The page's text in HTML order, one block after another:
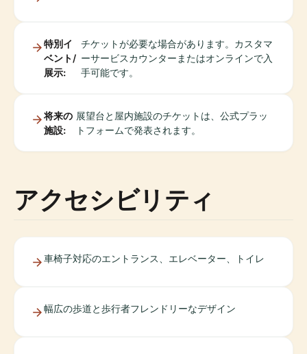
特別イ
ベント/
展示:
チケットが必要な場合があります。カスタマ
ーサービスカウンターまたはオンラインで入
手可能です。
将来の
施設:
展望台と屋内施設のチケットは、公式プラッ
トフォームで発表されます。
アクセシビリティ
車椅子対応のエントランス、エレベーター、トイレ
幅広の歩道と歩行者フレンドリーなデザイン